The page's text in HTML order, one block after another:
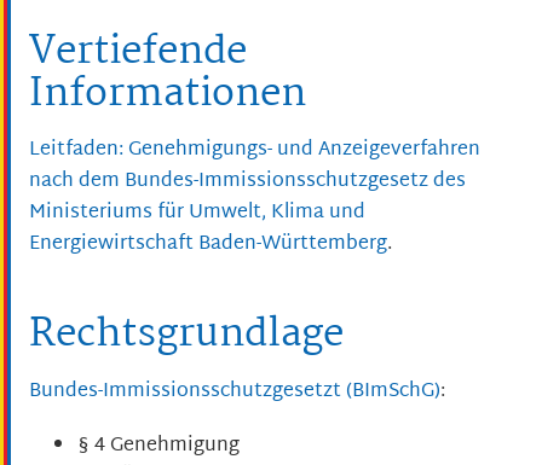
Vertiefende
Informationen
Leitfaden: Genehmigungs- und Anzeigeverfahren
nach dem Bundes-Immissionsschutzgesetz des
Ministeriums für Umwelt, Klima und
Energiewirtschaft Baden-Württemberg.
Rechtsgrundlage
Bundes-Immissionsschutzgesetzt (BImSchG):
§ 4Genehmigung